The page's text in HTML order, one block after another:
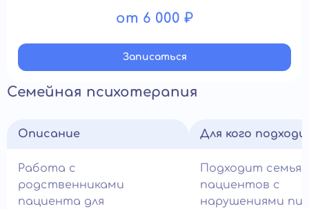
от 6 000 ₽
Записатьcя
Семейная психотерапия
Описание
Работа с
родственниками
пациента для
Для кого
Подходит
пациентов с
нарушениями